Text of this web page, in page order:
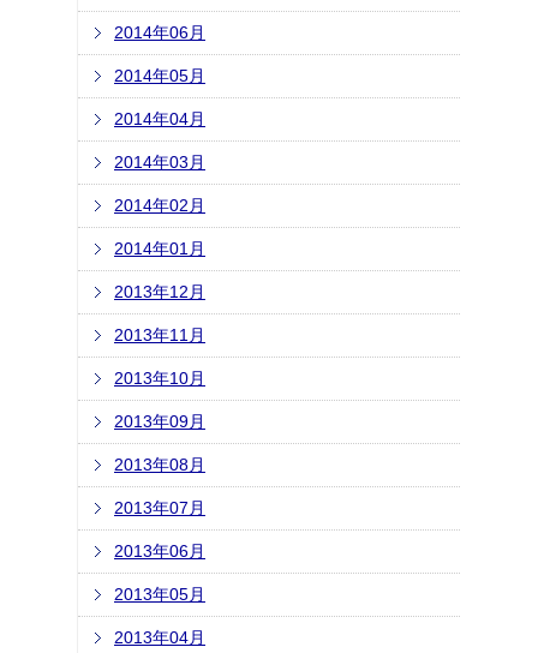
2014年06月
2014年05月
2014年04月
2014年03月
2014年02月
2014年01月
2013年12月
2013年11月
2013年10月
2013年09月
2013年08月
2013年07月
2013年06月
2013年05月
2013年04月